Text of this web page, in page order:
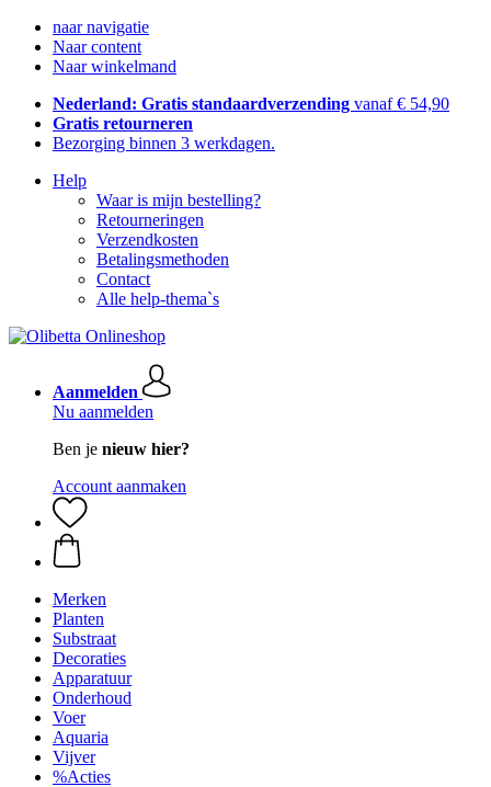
naar navigatie
Naar content
Naar winkelmand
Nederland: Gratis standaardverzending vanaf € 54,90
Gratis retourneren
Bezorging binnen 3 werkdagen.
Help
Waar is mijn bestelling?
Retourneringen
Verzendkosten
Betalingsmethoden
Contact
Alle help-thema`s
Aanmelden
Nu aanmelden
Ben je nieuw hier?
Account aanmaken
Merken
Planten
Substraat
Decoraties
Apparatuur
Onderhoud
Voer
Aquaria
Vijver
%Acties